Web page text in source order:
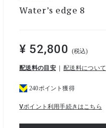
Water’s edge 8
¥ 52,800 (税込)
配送料の目安 配送料について
240ポイント獲得
Vポイント利用手続きはこちら